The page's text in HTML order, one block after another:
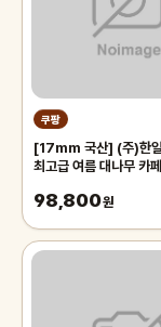
쿠팡
[17mm 국산] (주)한
최고급 여름 대나무 카
침대 장판 자리_두꺼운
98,800원